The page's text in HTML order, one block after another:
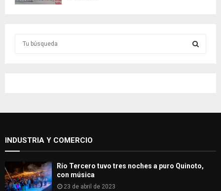
o
H
INDUSTRIA Y COMERCIO
Río Tercero tuvo tres noches a puro Quinoto,
con música
23 de abril de 2023